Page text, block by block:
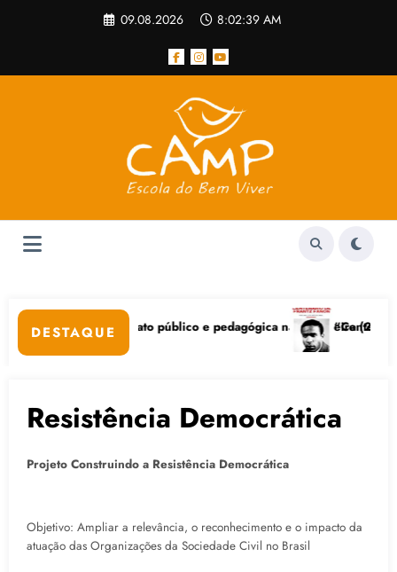
09.08.2026 8:02:39 AM
DESTAQUE
ato público e pedagógica na sexta-feira (24), no CPERS
“Centenário de Frantz
Resistência Democrática
Projeto Construindo a Resistência Democrática
Objetivo: Ampliar a relevância, o reconhecimento e o impacto da
atuação das Organizações da Sociedade Civil no Brasil